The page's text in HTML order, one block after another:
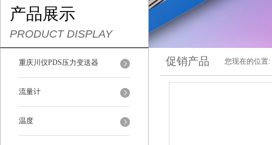
产品展示
PRODUCT DISPLAY
重庆川仪PDS压力变送器
流量计
温度
促销产品 您现在的位置: